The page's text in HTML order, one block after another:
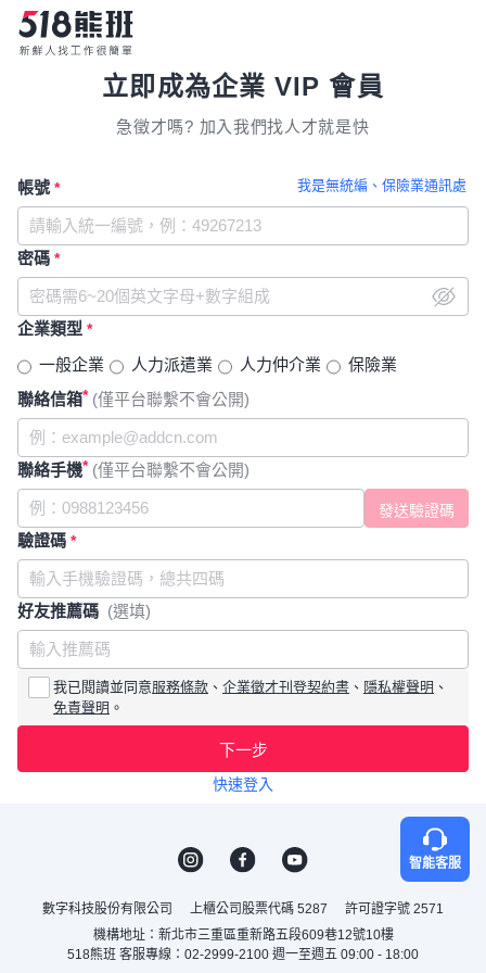
立即成為企業 VIP 會員
急徵才嗎? 加入我們找人才就是快
我是無統編、保險業通訊處
帳號 *
密碼 *
企業類型 *
一般企業 人力派遣業 人力仲介業
保險業
聯絡信箱* (僅平台聯繫不會公開)
聯絡手機* (僅平台聯繫不會公開)
驗證碼 *
好友推薦碼 (選填)
我已閱讀並同意服務條款 、 企業徵才刊登契約書 、 隱私權聲明 、
免責聲明 。
下一步
快速登入
智能客服
數字科技股份有限公司 上櫃公司股票代碼 5287
許可證字號 2571
機構地址：新北市三重區重新路五段609巷12號10樓
518熊班 客服專線：02-2999-2100 週一至週五 09:00 - 18:00